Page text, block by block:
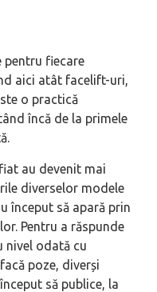
pentru fiecare
aici atât facelift-uri,
o practică
încă de la primele
au devenit mai
diverselor modele
început să apară prin
Pentru a răspunde
nivel odată cu
poze, diverși
să publice, la